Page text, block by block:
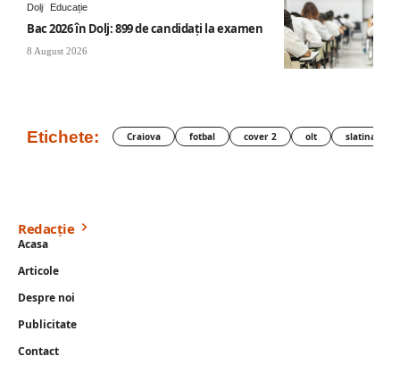
Dolj Educație
Bac 2026 în Dolj: 899 de candidați la examen
8 August 2026
Etichete: Craiova fotbal cover 2 olt slatina
Redacție
Acasa
Articole
Despre noi
Publicitate
Contact